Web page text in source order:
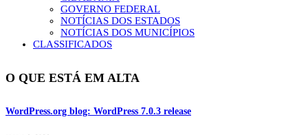
GOVERNO FEDERAL
NOTÍCIAS DOS ESTADOS
NOTÍCIAS DOS MUNICÍPIOS
CLASSIFICADOS
O QUE ESTÁ EM ALTA
WordPress.org blog: WordPress 7.0.3 release